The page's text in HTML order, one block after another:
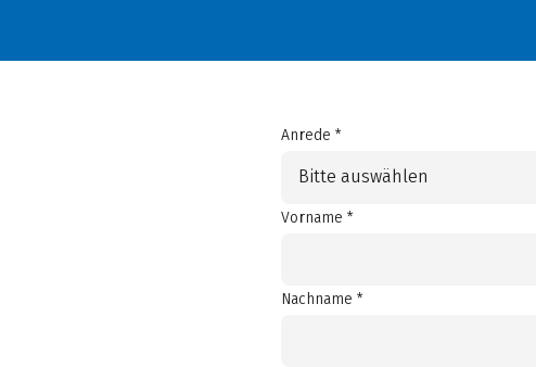
Anrede *
Bitte auswählen
Vorname *
Nachname *